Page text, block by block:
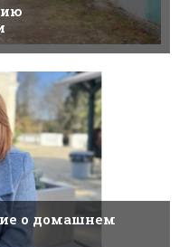
о домашнем